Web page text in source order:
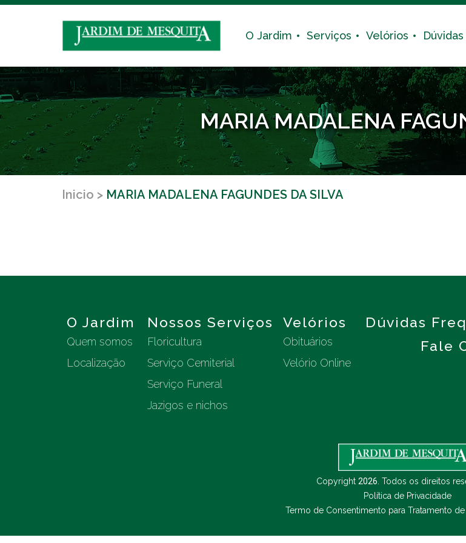
O Jardim Serviços Velórios
MARIA MADALENA
Inicio MARIA MADALENA FAGUNDES DA SILVA
O Jardim
Quem somos
Localização
Nossos Serviços
Floricultura
Serviço Cemiterial
Serviço Funeral
Jazigos e nichos
Velórios
Obituários
Velório Online
Dúvidas
Fale
Copyright 2026 . Todos os direitos
Política de Privacidade
Termo de Consentimento para Tratamento de